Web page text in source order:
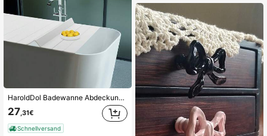
HaroldDol Badewanne Abdeckung, Faltbare Badewanne Brett, Wasserdichte, Staubdichte Badewanne Tablett, Isolierung PVC Badewannen, Langlebige Isolierplatte Für Haus, Badezimmer, Spa Erfahrung, 70 X 170 X 0.65cm
27,31€
Schnellversand